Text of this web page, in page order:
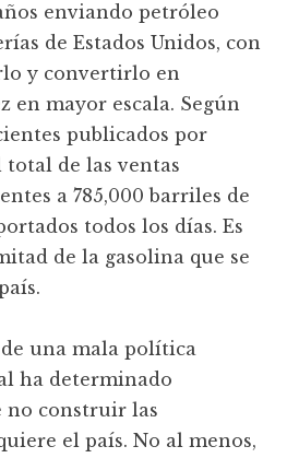
enviando petróleo
de Estados Unidos, con
y convertirlo en
en mayor escala. Según
publicados por
total de las ventas
a 785,000 barriles de
todos los días. Es
de la gasolina que se
una mala política
ha determinado
no construir las
el país. No al menos,